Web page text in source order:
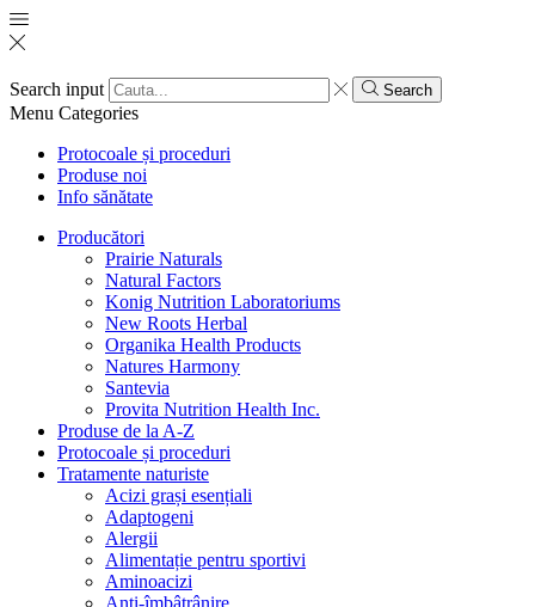
Search input Search
Menu Categories
Protocoale și proceduri
Produse noi
Info sănătate
Producători
Prairie Naturals
Natural Factors
Konig Nutrition Laboratoriums
New Roots Herbal
Organika Health Products
Natures Harmony
Santevia
Provita Nutrition Health Inc.
Produse de la A-Z
Protocoale și proceduri
Tratamente naturiste
Acizi grași esențiali
Adaptogeni
Alergii
Alimentație pentru sportivi
Aminoacizi